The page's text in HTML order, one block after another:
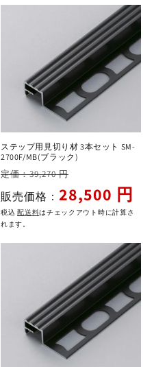
ステップ用見切り材 3本セット SM-
2700F/MB(ブラック)
通
常
価
格
定価：39,270 円
ー
ル
格
販売価格： 28,500 円
税込配送料はチェックアウト時に計算さ
れます。